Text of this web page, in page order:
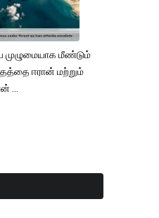
மீண்டும்
ஈரான் மற்றும்
...